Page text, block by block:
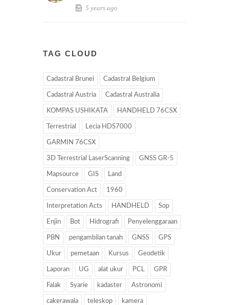
5 years ago
TAG CLOUD
Cadastral Brunei Cadastral Belgium
Cadastral Austria Cadastral Australia
KOMPAS USHIKATA HANDHELD 76CSX
Terrestrial Lecia HDS7000
GARMIN 76CSX
3D Terrestrial LaserScanning GNSS GR-5
Mapsource GIS Land
Conservation Act 1960
Interpretation Acts HANDHELD Sop
Enjin Bot Hidrografi Penyelenggaraan
PBN pengambilan tanah GNSS GPS
Ukur pemetaan Kursus Geodetik
Laporan UG alat ukur PCL GPR
Falak Syarie kadaster Astronomi
cakerawala teleskop kamera